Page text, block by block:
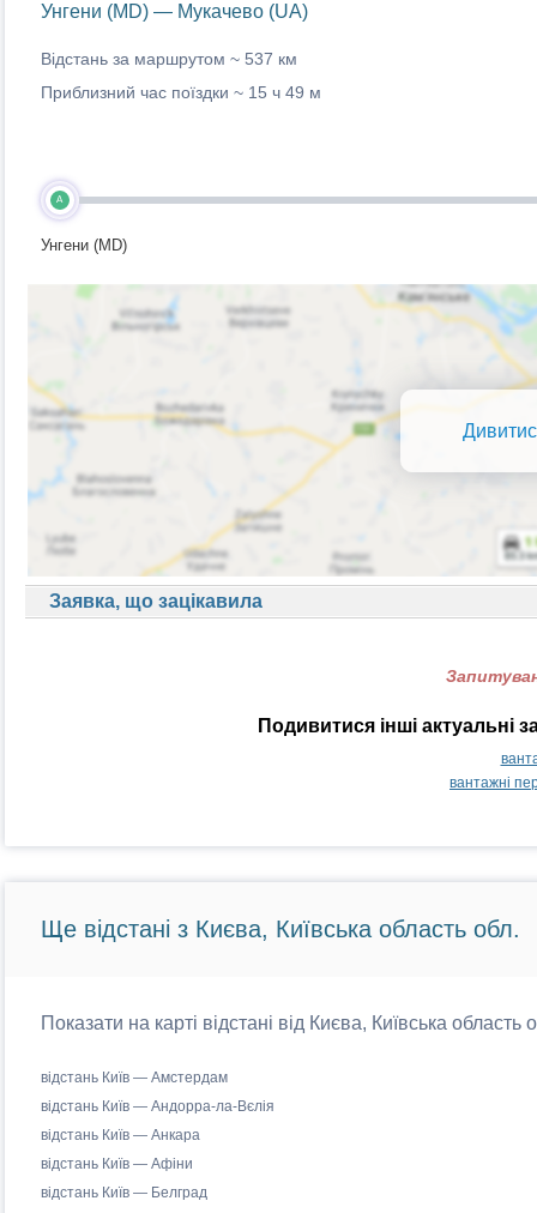
Унгени (MD) — Мукачево (UA)
Відстань за маршрутом ~ 537 км
Приблизний час поїздки ~ 15 ч 49 м
A
Унгени (MD)
Заявка, що зацікавила
Подивитися інші актуальні
вантажні
Ще відстані з Києва, Київська область обл.
Показати на карті відстані від Києва, Київська
відстань Київ — Амстердам
відстань Київ — Андорра-ла-Вєлія
відстань Київ — Анкара
відстань Київ — Афіни
відстань Київ — Белград